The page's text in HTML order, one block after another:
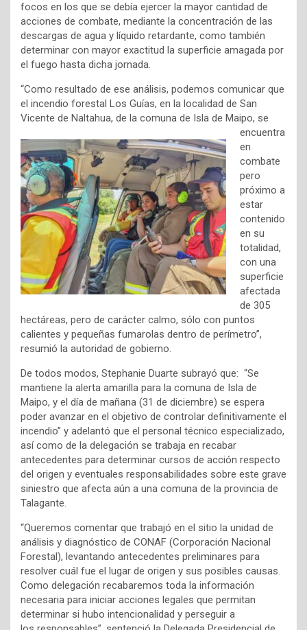
focos en los que se debía ejercer la mayor cantidad de
acciones de combate, mediante la concentración de las
descargas de agua y líquido retardante, como también
determinar con mayor exactitud la superficie amagada por
el fuego hasta dicha jornada.
“Como resultado de ese análisis, podemos comunicar que
el incendio forestal Los Guías, en la localidad de San
Vicente de Naltahua, de la comuna de Isla de Maipo, se
encuentra
en
combate
pero
próximo a
estar
contenido
en su
totalidad,
con una
superficie
afectada
de 305
hectáreas, pero de carácter calmo, sólo con puntos
calientes y pequeñas fumarolas dentro de perímetro”,
resumió la autoridad de gobierno.
De todos modos, Stephanie Duarte subrayó que: “Se
mantiene la alerta amarilla para la comuna de Isla de
Maipo, y el día de mañana (31 de diciembre) se espera
poder avanzar en el objetivo de controlar definitivamente el
incendio” y adelantó que el personal técnico especializado,
así como de la delegación se trabaja en recabar
antecedentes para determinar cursos de acción respecto
del origen y eventuales responsabilidades sobre este grave
siniestro que afecta aún a una comuna de la provincia de
Talagante.
“Queremos comentar que trabajó en el sitio la unidad de
análisis y diagnóstico de CONAF (Corporación Nacional
Forestal), levantando antecedentes preliminares para
resolver cuál fue el lugar de origen y sus posibles causas.
Como delegación recabaremos toda la información
necesaria para iniciar acciones legales que permitan
determinar si hubo intencionalidad y perseguir a